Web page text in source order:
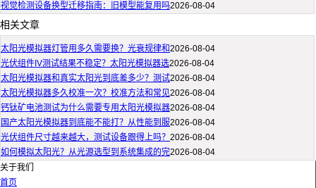
视觉检测设备换型迁移指南：旧模型能复用吗2026-08-04
相关文章
太阳光模拟器灯管用多久需要换？光衰规律和2026-08-04
光伏组件IV测试结果不稳定？太阳光模拟器选2026-08-04
太阳光模拟器和真实太阳光到底差多少？测试2026-08-04
太阳光模拟器多久校准一次？校准方法和常见2026-08-04
钙钛矿电池测试为什么需要专用太阳光模拟器2026-08-04
国产太阳光模拟器到底能不能打？从性能到服2026-08-04
光伏组件尺寸越来越大，测试设备跟得上吗？ 2026-08-04
如何模拟太阳光？从光源选型到系统集成的完2026-08-04
关于我们
首页